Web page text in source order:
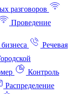
разговоров
Проведение
Речевая
Контроль
Распределение